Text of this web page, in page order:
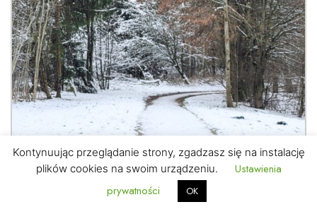
Kontynuując przeglądanie strony, zgadzasz się na instalację
plików cookies na swoim urządzeniu.
Ustawienia
prywatności
OK